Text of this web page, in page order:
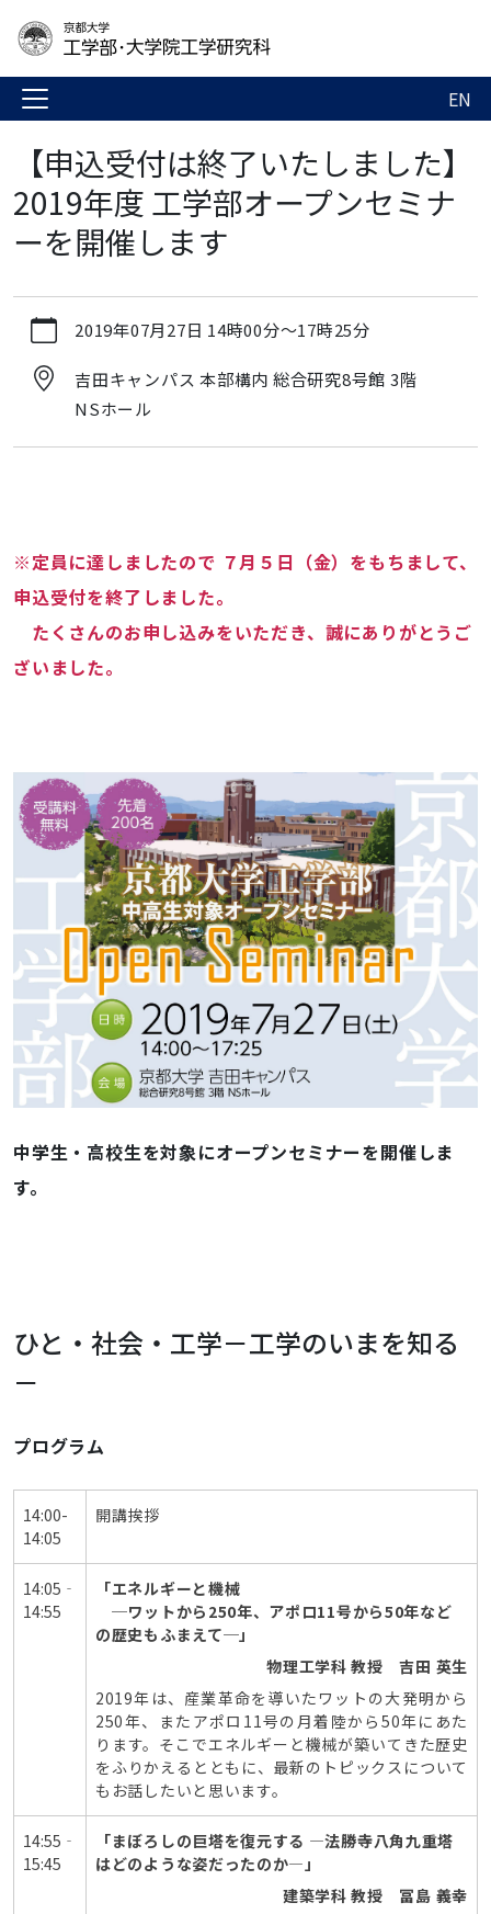
EN
【申込受付は終了いたしました】
2019年度 工学部オープンセミナ
ーを開催します
u.ac.jp/ja/news-
【申
受
了
た
し
ま
年
度
工
学
部
ー
プ
ン
セ
ミ
ナ
を
催
27T14:00:00+09:00
2019年07月27日 14時00分～17時25分
吉田キャンパス 本部構内 総合研究8号館 3階
NSホール
※定員に達しましたので ７月５日（金）をもちまして、
申込受付を終了しました。
たくさんのお申し込みをいただき、誠にありがとうご
ざいました。
中学生・高校生を対象にオープンセミナーを開催しま
す。
ひと・社会・工学－工学のいまを知る
－
プログラム
14:00-
14:05
開講挨拶
14:05‐
14:55
「エネルギーと機械
─ワットから250年、アポロ11号から50年など
の歴史もふまえて─」
物理工学科 教授 吉田 英生
2019年は、産業革命を導いたワットの大発明から
250年、またアポロ11号の月着陸から50年にあた
ります。そこでエネルギーと機械が築いてきた歴史
をふりかえるとともに、最新のトピックスについて
もお話したいと思います。
14:55‐
15:45
「まぼろしの巨塔を復元する ―法勝寺八角九重塔
はどのような姿だったのか―」
建築学科 教授 冨島 義幸